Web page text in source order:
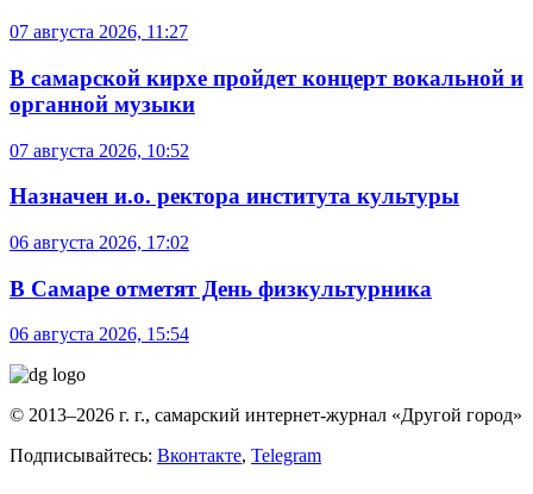
07 августа 2026, 11:27
В самарской кирхе пройдет концерт вокальной и
органной музыки
07 августа 2026, 10:52
Назначен и.о. ректора института культуры
06 августа 2026, 17:02
В Самаре отметят День физкультурника
06 августа 2026, 15:54
© 2013–2026 г. г., самарский интернет-журнал «Другой город»
Подписывайтесь: Вконтакте, Telegram